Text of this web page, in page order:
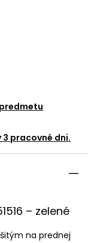
pracovné dni.
– zelené
na prednej